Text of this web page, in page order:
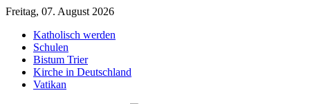
Freitag, 07. August 2026
Katholisch werden
Schulen
Bistum Trier
Kirche in Deutschland
Vatikan